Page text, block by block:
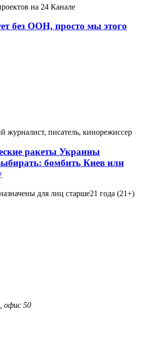
на 24 Канале
без ООН, просто мы этого
журналист, писатель, кинорежиссер
ракеты Украины
бомбить Киев или
для лиц старше21 года (21+)
офис 50